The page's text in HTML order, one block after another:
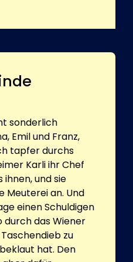
sonderlich
Emil und Franz,
tapfer durchs
Karli ihr Chef
und sie
Meuterei an. Und
einen Schuldigen
durch das Wiener
zu
hat. Den